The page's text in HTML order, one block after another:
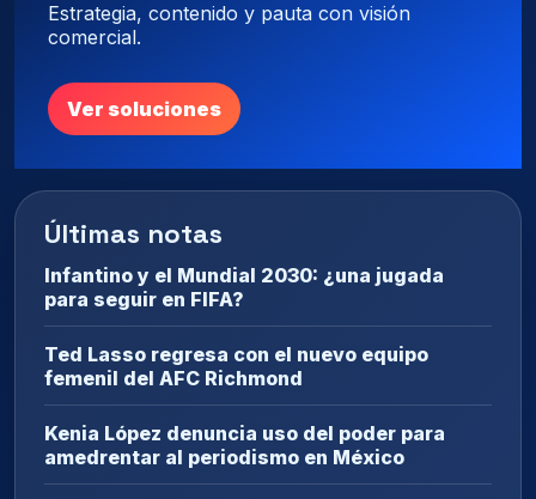
Estrategia, contenido y pauta con visión
comercial.
Ver soluciones
Últimas notas
Infantino y el Mundial 2030: ¿una jugada
para seguir en FIFA?
Ted Lasso regresa con el nuevo equipo
femenil del AFC Richmond
Kenia López denuncia uso del poder para
amedrentar al periodismo en México